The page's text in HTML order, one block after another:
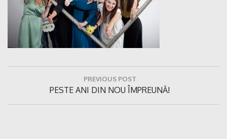
PREVIOUS POST
Previous
Post:
PESTE ANI DIN NOU ÎMPREUNĂ!